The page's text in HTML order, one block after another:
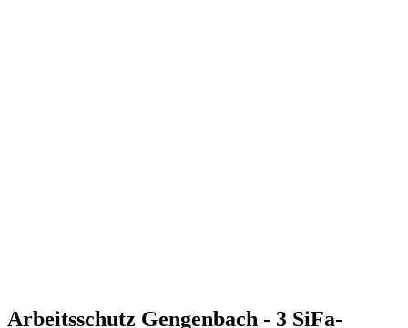
Arbeitsschutz Gengenbach - 3 SiFa-